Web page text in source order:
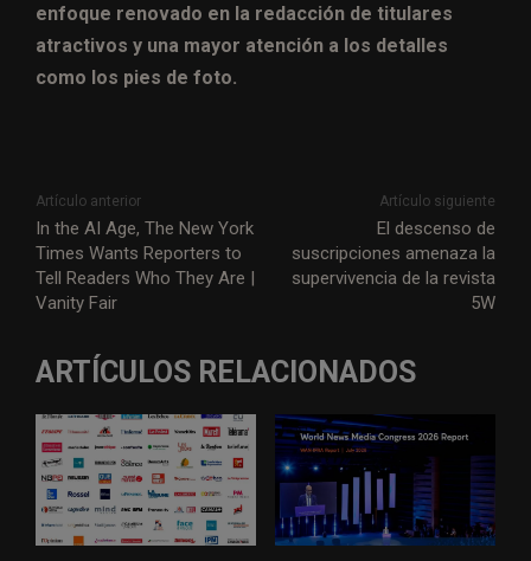
enfoque renovado en la redacción de titulares
atractivos y una mayor atención a los detalles
como los pies de foto.
Artículo anterior
In the AI Age, The New York
Times Wants Reporters to
Tell Readers Who They Are |
Vanity Fair
Artículo siguiente
El descenso de
suscripciones amenaza la
supervivencia de la revista
5W
ARTÍCULOS RELACIONADOS